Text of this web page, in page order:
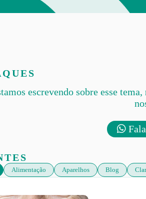
escrevendo sobre esse
Alimentação Aparelhos Blog